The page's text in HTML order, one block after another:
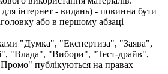
інтернет - видань) - повинна бути
або в першому абзаці
"Думка", "Експертиза", "Заява",
"Влада", "Вибори", "Тест-драйв",
публікуються на правах